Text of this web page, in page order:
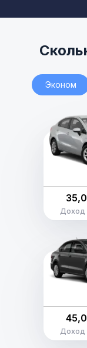
Эконом
Доход
Доход